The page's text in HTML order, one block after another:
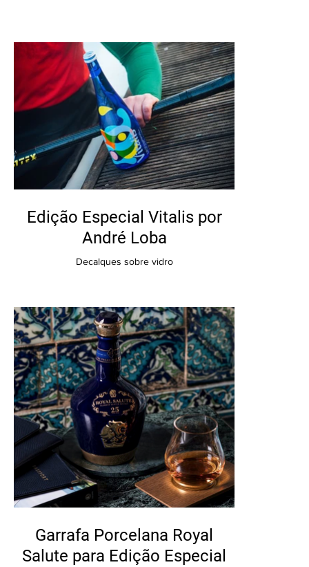
Edição Especial Vitalis por
André Loba
Decalques sobre vidro
Garrafa Porcelana Royal
Salute para Edição Especial